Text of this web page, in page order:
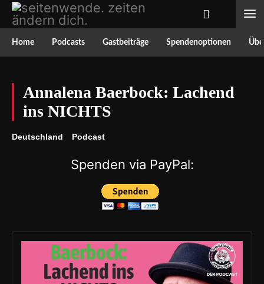
Home Podcasts Gastbeiträge Spendenoptionen
Annalena Baerbock: Lachend
ins NICHTS
Deutschland Podcast
Spenden via PayPal: